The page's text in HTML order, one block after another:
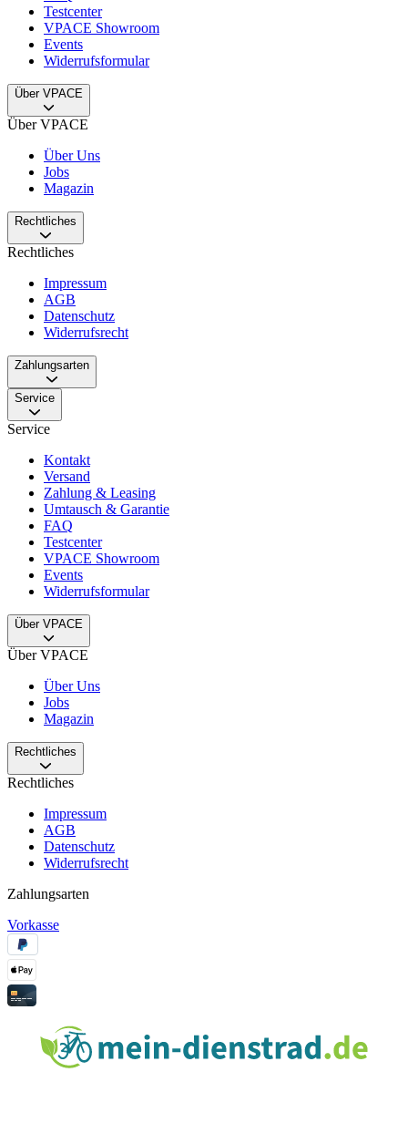
Testcenter
VPACE Showroom
Events
Widerrufsformular
Über VPACE
Über VPACE
Über Uns
Jobs
Magazin
Rechtliches
Rechtliches
Impressum
AGB
Datenschutz
Widerrufsrecht
Zahlungsarten
Service
Service
Kontakt
Versand
Zahlung & Leasing
Umtausch & Garantie
FAQ
Testcenter
VPACE Showroom
Events
Widerrufsformular
Über VPACE
Über VPACE
Über Uns
Jobs
Magazin
Rechtliches
Rechtliches
Impressum
AGB
Datenschutz
Widerrufsrecht
Zahlungsarten
Vorkasse